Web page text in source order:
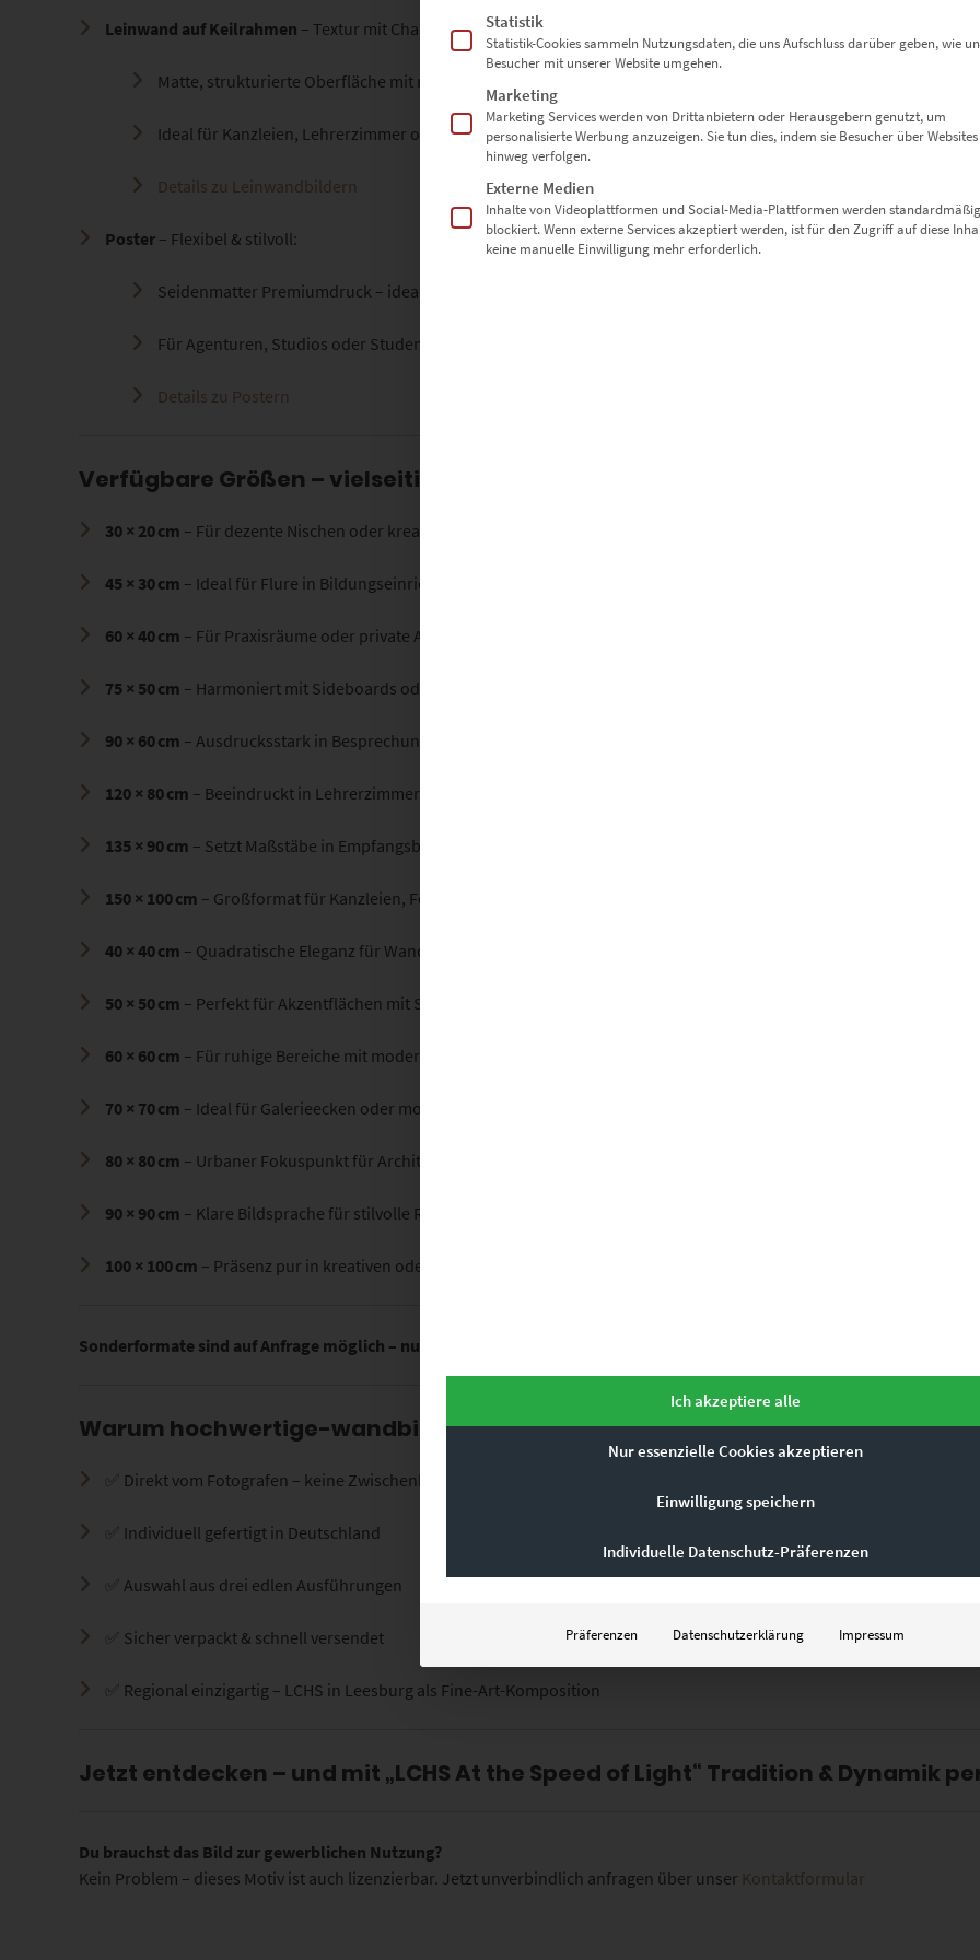
Leinwand auf Keilrahmen – Textur mit Charakter:
Matte, strukturierte Oberfläche mit malerischem Finish
Ideal für Kanzleien, Lehrerzimmer oder designaffine Wohnräume
Details zu Leinwandbildern
Poster– Flexibel & stilvoll:
Seidenmatter Premiumdruck – ideal für moderne Raumgestaltung
Für Agenturen, Studios oder Studentenwohnungen mit Anspruch
Details zu Postern
Verfügbare Größen – vielseitig einsetzbar:
30 × 20 cm – Für dezente Nischen oder kreative Kombinationen
45 × 30 cm – Ideal für Flure in Bildungseinrichtungen oder Büros
60 × 40 cm – Für Praxisräume oder private Arbeitszimmer
75 × 50 cm – Harmoniert mit Sideboards oder Konferenzräumen
90 × 60 cm – Ausdrucksstark in Besprechungszonen oder Schulbüros
120 × 80 cm – Beeindruckt in Lehrerzimmern, Hotels oder Wartezonen
135 × 90 cm – Setzt Maßstäbe in Empfangsbereichen oder Besprechungsräumen
150 × 100 cm – Großformat für Kanzleien, Foyers oder Showrooms
40 × 40 cm – Quadratische Eleganz für Wandkombinationen
50 × 50 cm – Perfekt für Akzentflächen mit Struktur
60 × 60 cm – Für ruhige Bereiche mit modernem Flair
70 × 70 cm – Ideal für Galerieecken oder moderne Flure
80 × 80 cm – Urbaner Fokuspunkt für Architekturbüros
90 × 90 cm – Klare Bildsprache für stilvolle Räume
100 × 100 cm – Präsenz pur in kreativen oder repräsentativen Settings
Sonderformate sind auf Anfrage möglich – nutze dazu einfach unser
Warum hochwertige-wandbilder.de?
✅ Direkt vom Fotografen – keine Zwischenhändler
✅ Individuell gefertigt in Deutschland
✅ Auswahl aus drei edlen Ausführungen
✅ Sicher verpackt & schnell versendet
✅ Regional einzigartig – LCHS in Leesburg als Fine-Art-Komposition
Jetzt entdecken – und mit „LCHS At the Speed of Light“ Tradition & Dynamik
Du brauchst das Bild zur gewerblichen Nutzung?
Kein Problem – dieses Motiv ist auch lizenzierbar. Jetzt unverbindlich anfragen über unser Kontaktformular
Statistik
Statistik-Cookies sammeln Nutzungsdaten, die uns Aufschluss darüber geben, wie
Besucher mit unserer Website umgehen.
Marketing
Marketing Services werden von Drittanbietern oder Herausgebern genutzt, um
personalisierte Werbung anzuzeigen. Sie tun dies, indem sie Besucher über Websites
hinweg verfolgen.
Externe Medien
Inhalte von Videoplattformen und Social-Media-Plattformen werden standardmäßig
blockiert. Wenn externe Services akzeptiert werden, ist für den Zugriff auf diese
keine manuelle Einwilligung mehr erforderlich.
Ich akzeptiere alle
Nur essenzielle Cookies akzeptieren
Einwilligung speichern
Individuelle Datenschutz-Präferenzen
Präferenzen Datenschutzerklärung Impressum